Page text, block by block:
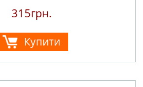
315грн.
Купити